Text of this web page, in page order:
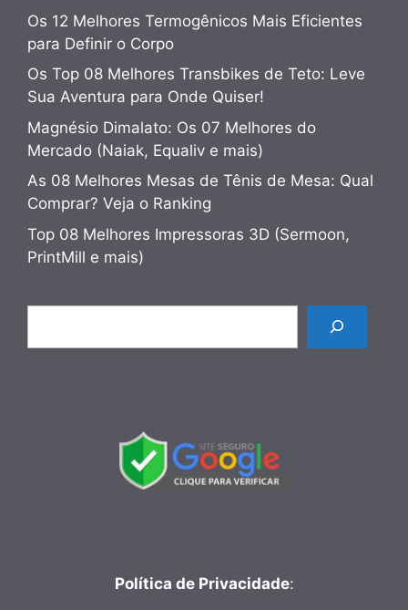
Os 12 Melhores Termogênicos Mais Eficientes
para Definir o Corpo
Os Top 08 Melhores Transbikes de Teto: Leve
Sua Aventura para Onde Quiser!
Magnésio Dimalato: Os 07 Melhores do
Mercado (Naiak, Equaliv e mais)
As 08 Melhores Mesas de Tênis de Mesa: Qual
Comprar? Veja o Ranking
Top 08 Melhores Impressoras 3D (Sermoon,
PrintMill e mais)
Política de Privacidade: